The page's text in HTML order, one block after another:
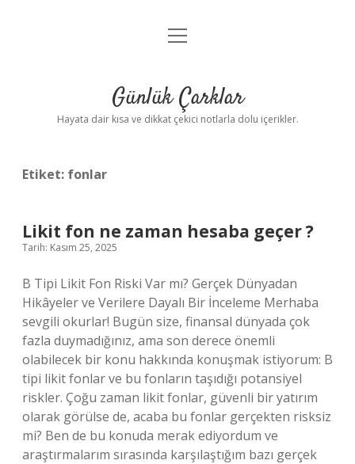
Anasayfa
Yasal Uyarı
menüyü
Günlük Çarklar
Hayata dair kısa ve dikkat çekici notlarla dolu içerikler.
Etiket: fonlar
Likit fon ne zaman hesaba geçer ?
Tarih: Kasım 25, 2025
B Tipi Likit Fon Riski Var mı? Gerçek Dünyadan
Hikâyeler ve Verilere Dayalı Bir İnceleme Merhaba
sevgili okurlar! Bugün size, finansal dünyada çok
fazla duymadığınız, ama son derece önemli
olabilecek bir konu hakkında konuşmak istiyorum: B
tipi likit fonlar ve bu fonların taşıdığı potansiyel
riskler. Çoğu zaman likit fonlar, güvenli bir yatırım
olarak görülse de, acaba bu fonlar gerçekten risksiz
mi? Ben de bu konuda merak ediyordum ve
araştırmalarım sırasında karşılaştığım bazı gerçek